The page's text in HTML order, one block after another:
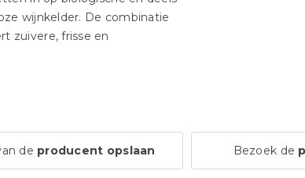
wijnkelder. De combinatie
zuivere, frisse en
de producent opslaan Bezoek de